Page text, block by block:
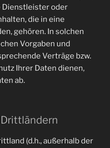
Dienstleister oder
die in eine
gehören. In solchen
Vorgaben und
Verträge bzw.
Ihrer Daten dienen,
ab.
(d.h., außerhalb der